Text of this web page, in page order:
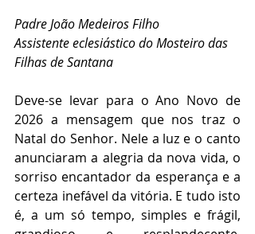
Padre João Medeiros Filho
Assistente eclesiástico do Mosteiro das
Filhas de Santana
Deve-se levar para o Ano Novo de
2026 a mensagem que nos traz o
Natal do Senhor. Nele a luz e o canto
anunciaram a alegria da nova vida, o
sorriso encantador da esperança e a
certeza inefável da vitória. E tudo isto
é, a um só tempo, simples e frágil,